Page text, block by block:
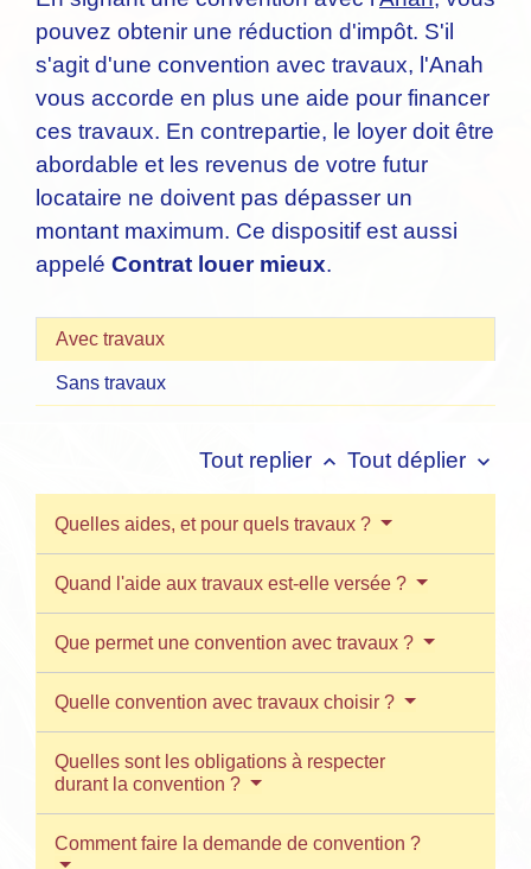
pouvez obtenir une réduction d'impôt. S'il
s'agit d'une convention avec travaux, l'Anah
vous accorde en plus une aide pour financer
ces travaux. En contrepartie, le loyer doit être
abordable et les revenus de votre futur
locataire ne doivent pas dépasser un
montant maximum. Ce dispositif est aussi
appelé Contrat louer mieux.
Avec travaux
Sans travaux
Tout replier keyboard_arrow_up Tout déplier keyboard_arrow_down
Quelles aides, et pour quels travaux ?
Quand l'aide aux travaux est-elle versée ?
Que permet une convention avec travaux ?
Quelle convention avec travaux choisir ?
Quelles sont les obligations à respecter
durant la convention ?
Comment faire la demande de convention ?